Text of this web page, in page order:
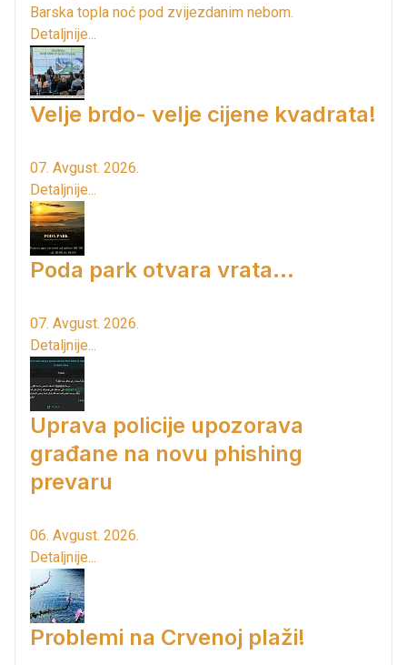
Barska topla noć pod zvijezdanim nebom.
Detaljnije...
Velje brdo- velje cijene kvadrata!
07. Avgust. 2026.
Detaljnije...
Poda park otvara vrata...
07. Avgust. 2026.
Detaljnije...
Uprava policije upozorava
građane na novu phishing
prevaru
06. Avgust. 2026.
Detaljnije...
Problemi na Crvenoj plaži!